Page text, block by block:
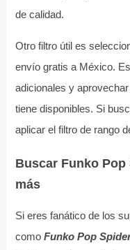
de calidad.
Otro filtro útil es
envío gratis a México.
adicionales y
tiene disponibles. Si
aplicar el filtro de rango
Buscar Funko Pop
más
Si eres fanático de los
como Funko Pop